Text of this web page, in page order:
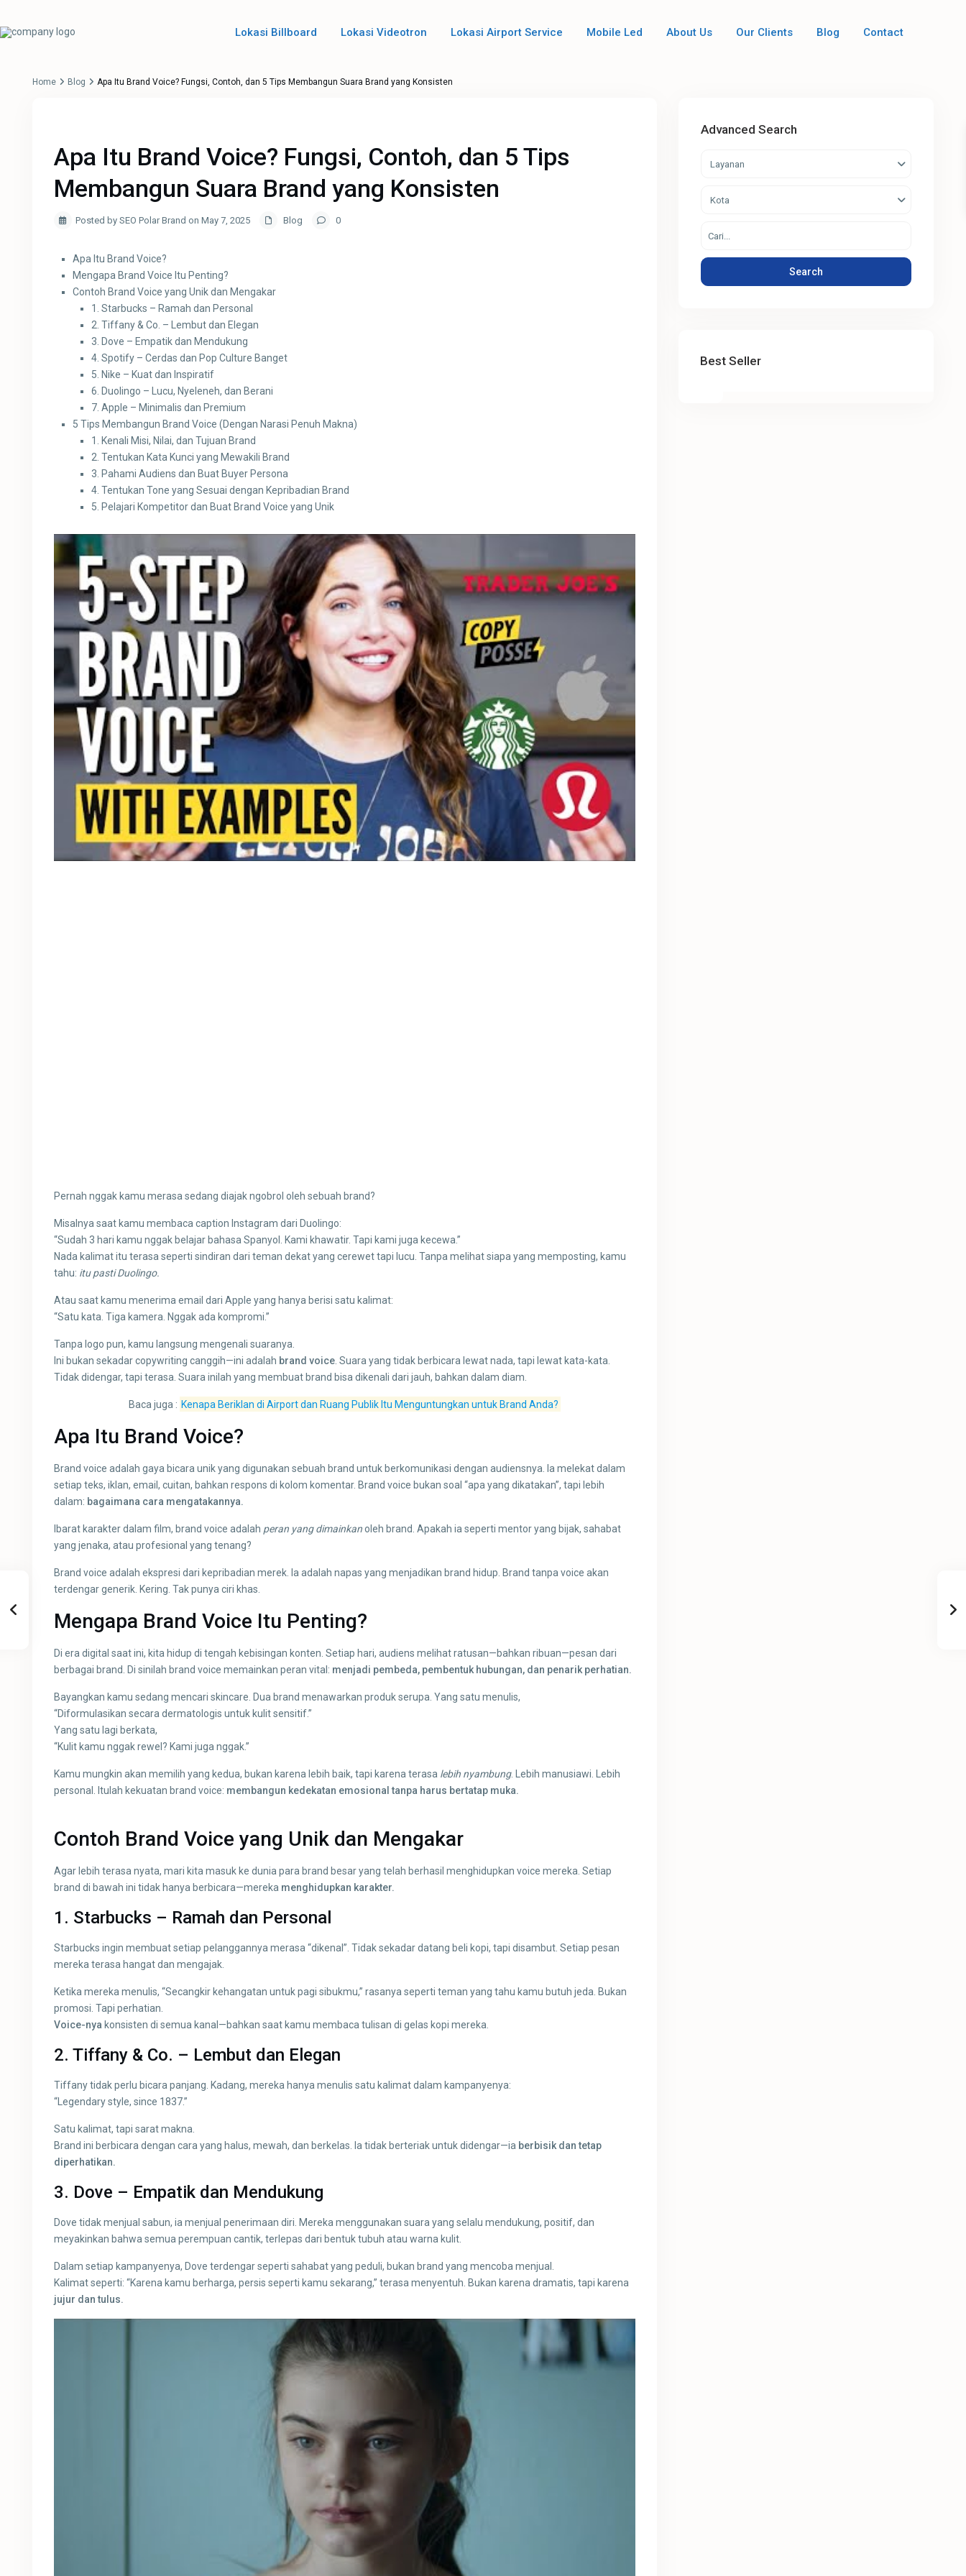
Lokasi Billboard Lokasi Videotron Lokasi Airport Service Mobile Led About Us Our Clients Blog Contact
Home Blog Apa Itu Brand Voice? Fungsi, Contoh, dan 5 Tips Membangun Suara Brand yang Konsisten
Apa Itu Brand Voice? Fungsi, Contoh, dan 5 Tips
Membangun Suara Brand yang Konsisten
Posted by SEO Polar Brand on May 7, 2025 Blog 0
Apa Itu Brand Voice?
Mengapa Brand Voice Itu Penting?
Contoh Brand Voice yang Unik dan Mengakar
1. Starbucks – Ramah dan Personal
2. Tiffany & Co. – Lembut dan Elegan
3. Dove – Empatik dan Mendukung
4. Spotify – Cerdas dan Pop Culture Banget
5. Nike – Kuat dan Inspiratif
6. Duolingo – Lucu, Nyeleneh, dan Berani
7. Apple – Minimalis dan Premium
5 Tips Membangun Brand Voice (Dengan Narasi Penuh Makna)
1. Kenali Misi, Nilai, dan Tujuan Brand
2. Tentukan Kata Kunci yang Mewakili Brand
3. Pahami Audiens dan Buat Buyer Persona
4. Tentukan Tone yang Sesuai dengan Kepribadian Brand
5. Pelajari Kompetitor dan Buat Brand Voice yang Unik
Pernah nggak kamu merasa sedang diajak ngobrol oleh sebuah brand?
Misalnya saat kamu membaca caption Instagram dari Duolingo:
“Sudah 3 hari kamu nggak belajar bahasa Spanyol. Kami khawatir. Tapi kami juga kecewa.”
Nada kalimat itu terasa seperti sindiran dari teman dekat yang cerewet tapi lucu. Tanpa melihat siapa yang memposting, kamu
tahu: itu pasti Duolingo.
Atau saat kamu menerima email dari Apple yang hanya berisi satu kalimat:
“Satu kata. Tiga kamera. Nggak ada kompromi.”
Tanpa logo pun, kamu langsung mengenali suaranya.
Ini bukan sekadar copywriting canggih—ini adalah brand voice . Suara yang tidak berbicara lewat nada, tapi lewat kata-kata.
Tidak didengar, tapi terasa. Suara inilah yang membuat brand bisa dikenali dari jauh, bahkan dalam diam.
Baca juga : Kenapa Beriklan di Airport dan Ruang Publik Itu Menguntungkan untuk Brand Anda?
Apa Itu Brand Voice?
Brand voice adalah gaya bicara unik yang digunakan sebuah brand untuk berkomunikasi dengan audiensnya. Ia melekat dalam
setiap teks, iklan, email, cuitan, bahkan respons di kolom komentar. Brand voice bukan soal “apa yang dikatakan”, tapi lebih
dalam: bagaimana cara mengatakannya.
Ibarat karakter dalam film, brand voice adalah peran yang dimainkanoleh brand. Apakah ia seperti mentor yang bijak, sahabat
yang jenaka, atau profesional yang tenang?
Brand voice adalah ekspresi dari kepribadian merek. Ia adalah napas yang menjadikan brand hidup. Brand tanpa voice akan
terdengar generik. Kering. Tak punya ciri khas.
Mengapa Brand Voice Itu Penting?
Di era digital saat ini, kita hidup di tengah kebisingan konten. Setiap hari, audiens melihat ratusan—bahkan ribuan—pesan dari
berbagai brand. Di sinilah brand voice memainkan peran vital: menjadi pembeda, pembentuk hubungan, dan penarik perhatian.
Bayangkan kamu sedang mencari skincare. Dua brand menawarkan produk serupa. Yang satu menulis,
“Diformulasikan secara dermatologis untuk kulit sensitif.”
Yang satu lagi berkata,
“Kulit kamu nggak rewel? Kami juga nggak.”
Kamu mungkin akan memilih yang kedua, bukan karena lebih baik, tapi karena terasa lebih nyambung. Lebih manusiawi. Lebih
personal. Itulah kekuatan brand voice: membangun kedekatan emosional tanpa harus bertatap muka.
Contoh Brand Voice yang Unik dan Mengakar
Agar lebih terasa nyata, mari kita masuk ke dunia para brand besar yang telah berhasil menghidupkan voice mereka. Setiap
brand di bawah ini tidak hanya berbicara—mereka menghidupkan karakter.
1. Starbucks – Ramah dan Personal
Starbucks ingin membuat setiap pelanggannya merasa “dikenal”. Tidak sekadar datang beli kopi, tapi disambut. Setiap pesan
mereka terasa hangat dan mengajak.
Ketika mereka menulis, “Secangkir kehangatan untuk pagi sibukmu,” rasanya seperti teman yang tahu kamu butuh jeda. Bukan
promosi. Tapi perhatian.
Voice-nya konsisten di semua kanal—bahkan saat kamu membaca tulisan di gelas kopi mereka.
2.Tiffany & Co. – Lembut dan Elegan
Tiffany tidak perlu bicara panjang. Kadang, mereka hanya menulis satu kalimat dalam kampanyenya:
“Legendary style, since 1837.”
Satu kalimat, tapi sarat makna.
Brand ini berbicara dengan cara yang halus, mewah, dan berkelas. Ia tidak berteriak untuk didengar—ia berbisik dan tetap
diperhatikan.
3. Dove – Empatik dan Mendukung
Dove tidak menjual sabun, ia menjual penerimaan diri. Mereka menggunakan suara yang selalu mendukung, positif, dan
meyakinkan bahwa semua perempuan cantik, terlepas dari bentuk tubuh atau warna kulit.
Dalam setiap kampanyenya, Dove terdengar seperti sahabat yang peduli, bukan brand yang mencoba menjual.
Kalimat seperti: “Karena kamu berharga, persis seperti kamu sekarang,” terasa menyentuh. Bukan karena dramatis, tapi karena
jujur dan tulus.
Advanced Search
Layanan
Kota
Search
Best Seller